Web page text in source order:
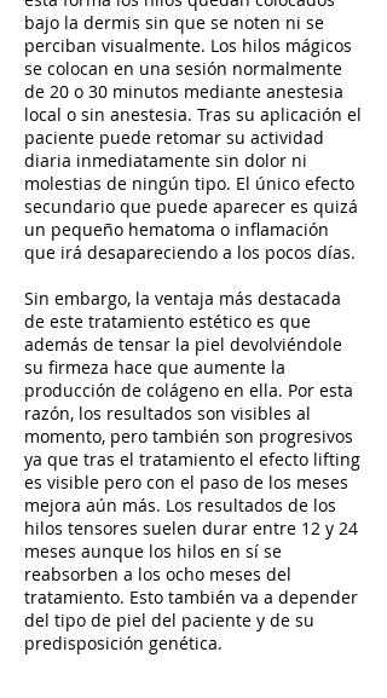
bajo la dermis sin que se noten ni se
perciban visualmente. Los hilos mágicos
se colocan en una sesión normalmente
de 20 o 30 minutos mediante anestesia
local o sin anestesia. Tras su aplicación el
paciente puede retomar su actividad
diaria inmediatamente sin dolor ni
molestias de ningún tipo. El único efecto
secundario que puede aparecer es quizá
un pequeño hematoma o inflamación
que irá desapareciendo a los pocos días.
Sin embargo, la ventaja más destacada
de este tratamiento estético es que
además de tensar la piel devolviéndole
su firmeza hace que aumente la
producción de colágeno en ella. Por esta
razón, los resultados son visibles al
momento, pero también son progresivos
ya que tras el tratamiento el efecto lifting
es visible pero con el paso de los meses
mejora aún más. Los resultados de los
hilos tensores suelen durar entre 12 y 24
meses aunque los hilos en sí se
reabsorben a los ocho meses del
tratamiento. Esto también va a depender
del tipo de piel del paciente y de su
predisposición genética.